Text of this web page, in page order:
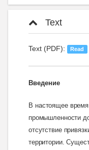
Text
Text (PDF): Read
Введение
В настоящее
промышленности
отсутствие
территории.